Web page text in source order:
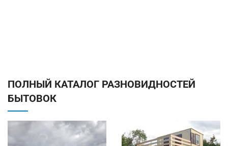
ПОЛНЫЙ КАТАЛОГ РАЗНОВИДНОСТЕЙ
БЫТОВОК